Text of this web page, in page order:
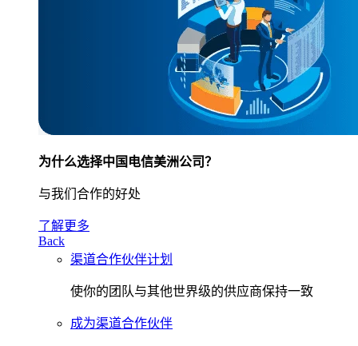
为什么选择中国电信美洲公司？
与我们合作的好处
了解更多
Back
渠道合作伙伴计划
使你的团队与其他世界级的供应商保持一致
成为渠道合作伙伴